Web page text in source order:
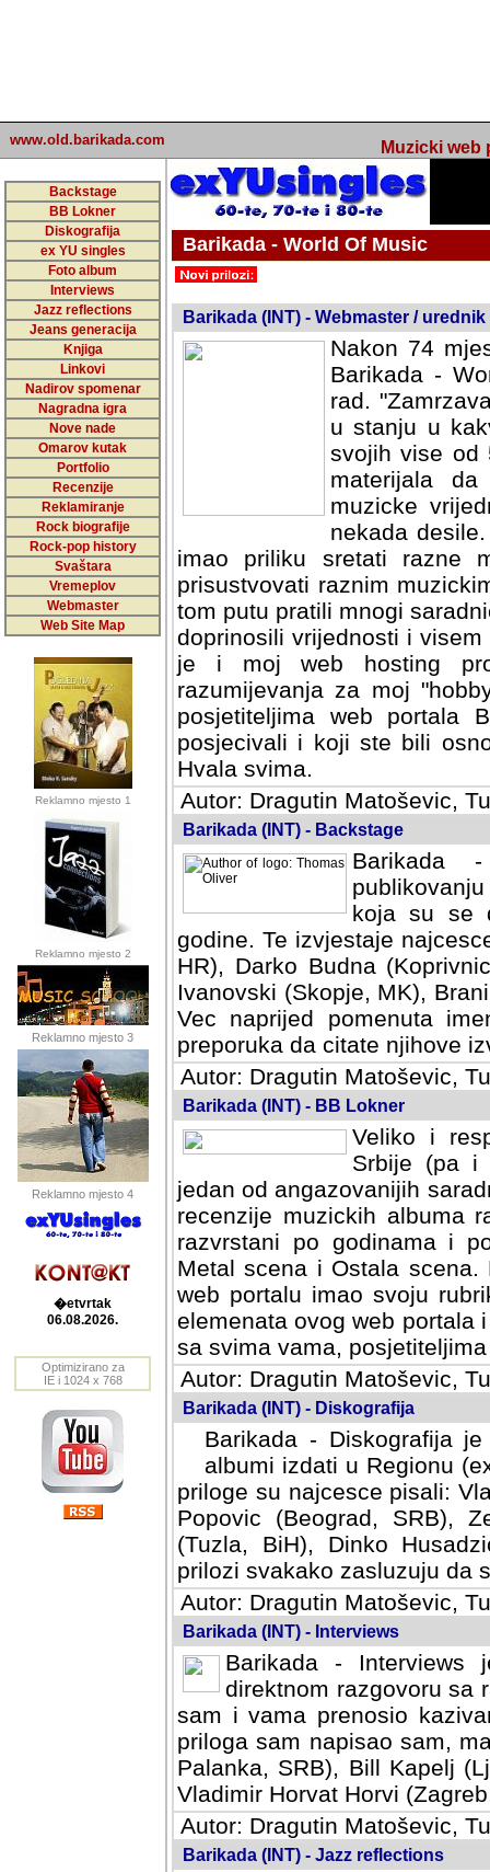
www.old.barikada.com Muzicki web
Backstage
BB Lokner
Diskografija
ex YU singles
Foto album
Interviews
Jazz reflections
Jeans generacija
Knjiga
Linkovi
Nadirov spomenar
Nagradna igra
Nove nade
Omarov kutak
Portfolio
Recenzije
Reklamiranje
Rock biografije
Rock-pop history
Svaštara
Vremeplov
Webmaster
Web Site Map
Reklamno mjesto 1
Reklamno mjesto 2
Reklamno mjesto 3
Reklamno mjesto 4
�etvrtak
06.08.2026.
Optimizirano za
IE i 1024 x 768
Barikada - World Of Music
Barikada (INT) - Webmaster / urednik
Nakon 74
Barikada -
rad.
u stanju u
svojih vise od
materijala
muzicke
nekada
imao priliku sretati razne
prisustvovati raznim
tom putu pratili mnogi
doprinosili vrijednosti i
je i moj web hosting
razumijevanja za moj
posjetiteljima web portala
posjecivali i koji ste bili
Hvala svima.
Autor: Dragutin Matoševic,
Barikada (INT) - Backstage
Barikada
koja su se
godine. Te izvjestaje
HR), Darko Budna
Ivanovski (Skopje, MK),
Vec naprijed pomenuta
preporuka da citate njihove
Autor: Dragutin Matoševic,
Barikada (INT) - BB Lokner
Veliko i
Srbije (pa i
jedan od angazovanijih
recenzije muzickih albuma
razvrstani po godinama i po
scena i Ostala scena.
portalu imao svoju
elemenata ovog web portala
sa svima vama,
Autor: Dragutin Matoševic,
Barikada (INT) - Diskografija
Barikada - Diskografija
albumi izdati u Regionu
priloge su najcesce pisali:
Popovic (Beograd, SRB),
(Tuzla, BiH), Dinko
prilozi svakako zasluzuju da
Autor: Dragutin Matoševic,
Barikada (INT) - Interviews
Barikada -
direktnom razgovoru sa
sam i vama prenosio
priloga sam napisao sam,
Palanka, SRB), Bill Kapelj
Vladimir Horvat Horvi
Autor: Dragutin Matoševic,
Barikada (INT) - Jazz reflections